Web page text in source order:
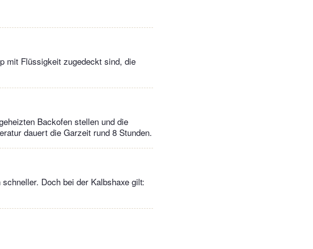
mit Flüssigkeit zugedeckt sind, die
Backofen stellen und die
dauert die Garzeit rund 8 Stunden.
Doch bei der Kalbshaxe gilt: